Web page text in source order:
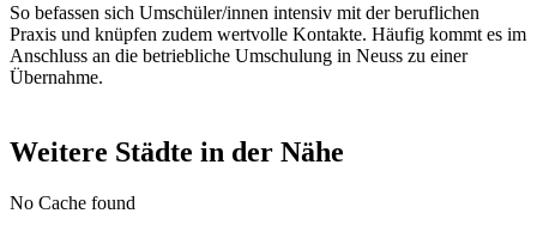
So befassen sich Umschüler/innen intensiv mit der beruflichen
Praxis und knüpfen zudem wertvolle Kontakte. Häufig kommt es im
Anschluss an die betriebliche Umschulung in Neuss zu einer
Übernahme.
Weitere Städte in der Nähe
No Cache found